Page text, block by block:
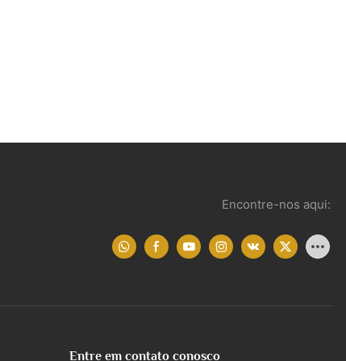
Encontre-nos aqui:
Entre em contato conosco